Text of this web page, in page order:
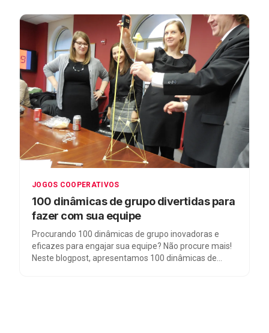
JOGOS COOPERATIVOS
100 dinâmicas de grupo divertidas para
fazer com sua equipe
Procurando 100 dinâmicas de grupo inovadoras e
eficazes para engajar sua equipe? Não procure mais!
Neste blogpost, apresentamos 100 dinâmicas de